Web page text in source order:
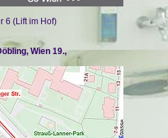
6 (Lift im Hof)
Wien 19.,